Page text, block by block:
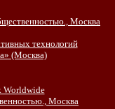
Москва
технологий
(Москва)
Worldwide
Москва